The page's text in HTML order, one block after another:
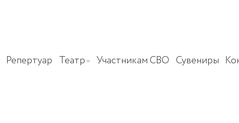
Репертуар Театр Участникам СВО Сувениры